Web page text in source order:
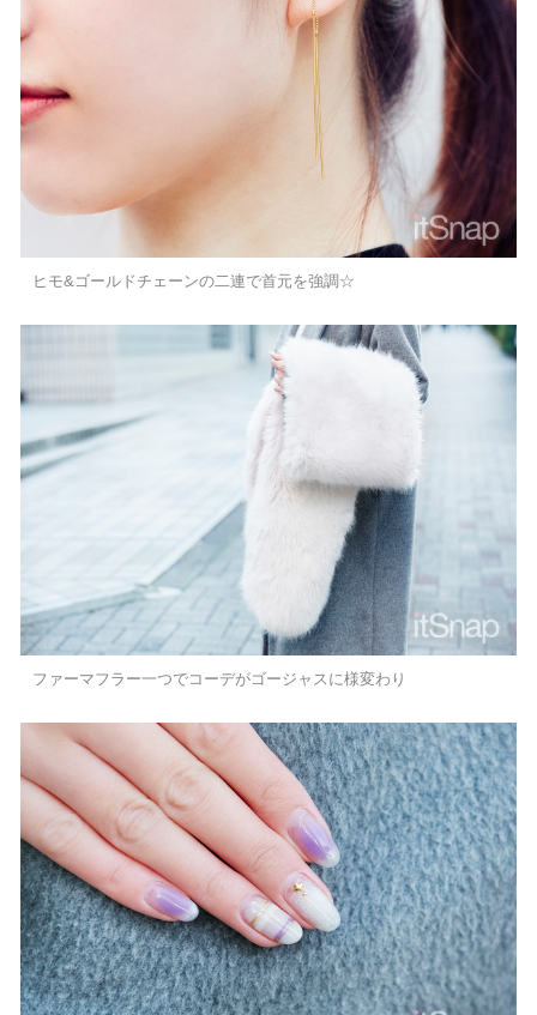
ヒモ&ゴールドチェーンの二連で首元を強調☆
ファーマフラー一つでコーデがゴージャスに様変わり